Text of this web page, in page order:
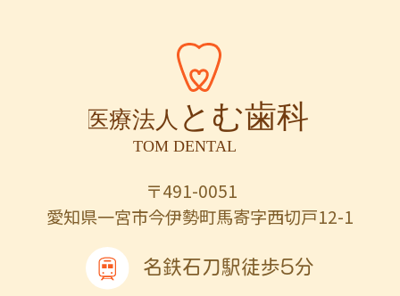
〒491-0051
愛知県一宮市今伊勢町馬寄字西切戸12-1
名鉄石刀駅徒歩5分